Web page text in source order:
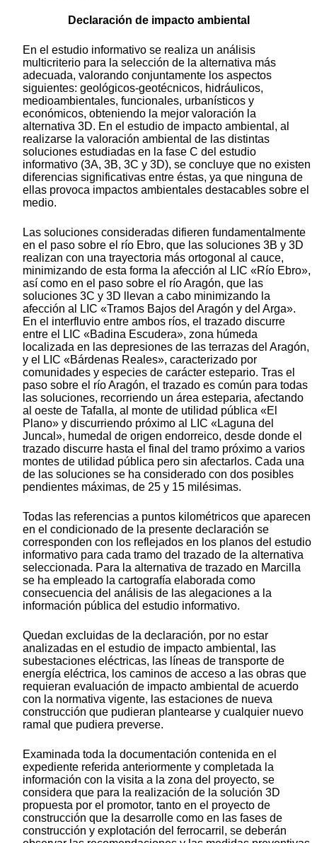
Declaración de impacto ambiental
En el estudio informativo se realiza un análisis
multicriterio para la selección de la alternativa más
adecuada, valorando conjuntamente los aspectos
siguientes: geológicos-geotécnicos, hidráulicos,
medioambientales, funcionales, urbanísticos y
económicos, obteniendo la mejor valoración la
alternativa 3D. En el estudio de impacto ambiental, al
realizarse la valoración ambiental de las distintas
soluciones estudiadas en la fase C del estudio
informativo (3A, 3B, 3C y 3D), se concluye que no existen
diferencias significativas entre éstas, ya que ninguna de
ellas provoca impactos ambientales destacables sobre el
medio.
Las soluciones consideradas difieren fundamentalmente
en el paso sobre el río Ebro, que las soluciones 3B y 3D
realizan con una trayectoria más ortogonal al cauce,
minimizando de esta forma la afección al LIC «Río Ebro»,
así como en el paso sobre el río Aragón, que las
soluciones 3C y 3D llevan a cabo minimizando la
afección al LIC «Tramos Bajos del Aragón y del Arga».
En el interfluvio entre ambos ríos, el trazado discurre
entre el LIC «Badina Escudera», zona húmeda
localizada en las depresiones de las terrazas del Aragón,
y el LIC «Bárdenas Reales», caracterizado por
comunidades y especies de carácter estepario. Tras el
paso sobre el río Aragón, el trazado es común para todas
las soluciones, recorriendo un área esteparia, afectando
al oeste de Tafalla, al monte de utilidad pública «El
Plano» y discurriendo próximo al LIC «Laguna del
Juncal», humedal de origen endorreico, desde donde el
trazado discurre hasta el final del tramo próximo a varios
montes de utilidad pública pero sin afectarlos. Cada una
de las soluciones se ha considerado con dos posibles
pendientes máximas, de 25 y 15 milésimas.
Todas las referencias a puntos kilométricos que aparecen
en el condicionado de la presente declaración se
corresponden con los reflejados en los planos del estudio
informativo para cada tramo del trazado de la alternativa
seleccionada. Para la alternativa de trazado en Marcilla
se ha empleado la cartografía elaborada como
consecuencia del análisis de las alegaciones a la
información pública del estudio informativo.
Quedan excluidas de la declaración, por no estar
analizadas en el estudio de impacto ambiental, las
subestaciones eléctricas, las líneas de transporte de
energía eléctrica, los caminos de acceso a las obras que
requieran evaluación de impacto ambiental de acuerdo
con la normativa vigente, las estaciones de nueva
construcción que pudieran plantearse y cualquier nuevo
ramal que pudiera preverse.
Examinada toda la documentación contenida en el
expediente referida anteriormente y completada la
información con la visita a la zona del proyecto, se
considera que para la realización de la solución 3D
propuesta por el promotor, tanto en el proyecto de
construcción que la desarrolle como en las fases de
construcción y explotación del ferrocarril, se deberán